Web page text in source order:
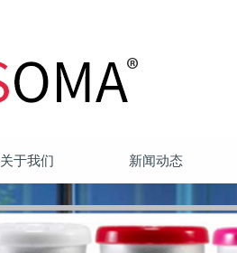
关于我们 新闻动态